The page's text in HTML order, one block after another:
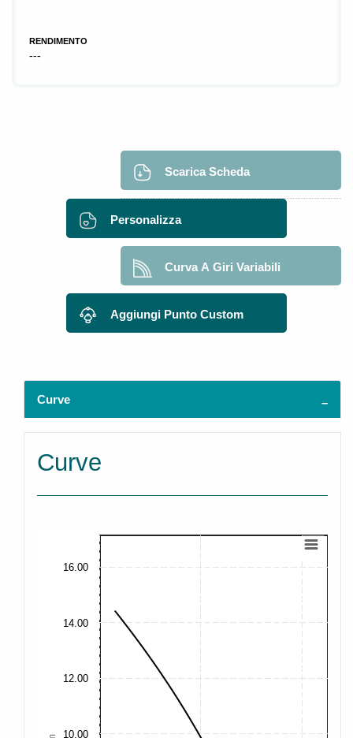
RENDIMENTO
---
Scarica Scheda
Personalizza
Curva A Giri Variabili
Aggiungi Punto Custom
Curve
Curve
10.00
12.00
14.00
16.00